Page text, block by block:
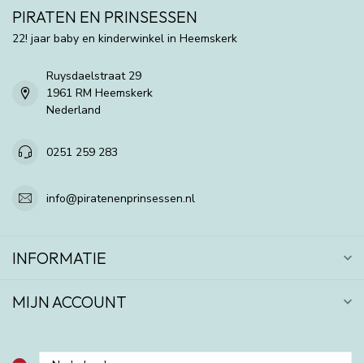
PIRATEN EN PRINSESSEN
22! jaar baby en kinderwinkel in Heemskerk
Ruysdaelstraat 29
1961 RM Heemskerk
Nederland
0251 259 283
info@piratenenprinsessen.nl
INFORMATIE
MIJN ACCOUNT